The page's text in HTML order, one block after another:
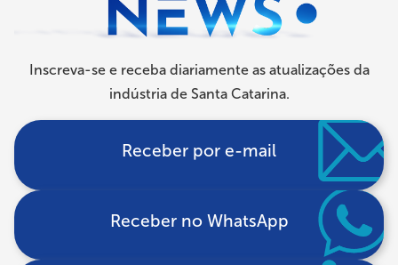
Inscreva-se e receba diariamente as atualizações da
indústria de Santa Catarina.
Receber por e-mail
Receber no WhatsApp